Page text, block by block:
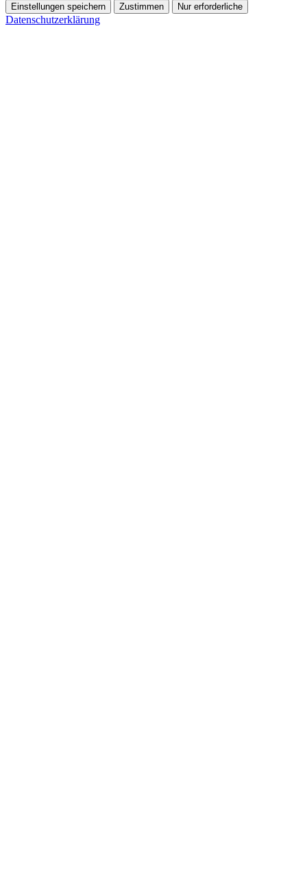
Einstellungen speichern Zustimmen Nur erforderliche
Datenschutzerklärung